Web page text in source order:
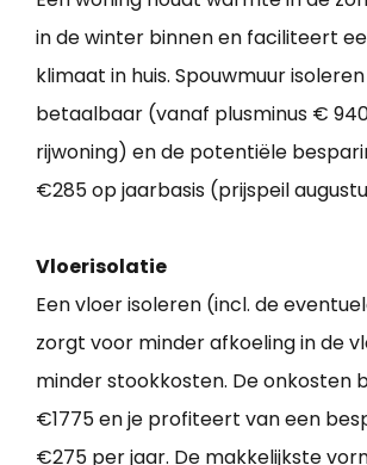
in de winter binnen en faciliteert
klimaat in huis. Spouwmuur
betaalbaar (vanaf plusminus €
rijwoning) en de potentiële
€285 op jaarbasis (prijspeil
Vloerisolatie
Een vloer isoleren (incl. de
zorgt voor minder afkoeling in de
minder stookkosten. De onkosten
€1775 en je profiteert van een
€275 per jaar. De makkelijkste